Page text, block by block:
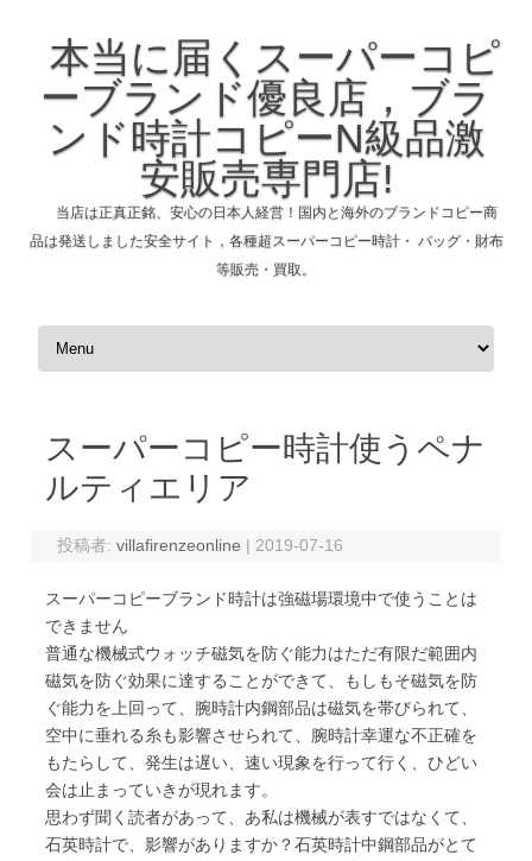
本当に届くスーパーコピ
ーブランド優良店，ブラ
ンド時計コピーN級品激
安販売専門店!
当店は正真正銘、安心の日本人経営！国内と海外のブランドコピー商
品は発送しました安全サイト，各種超スーパーコピー時計・ バッグ・財布
等販売・買取。
コンテンツへスキップ
スーパーコピー時計使うペナ
ルティエリア
投稿者:villafirenzeonline | 2019-07-16
スーパーコピーブランド時計は強磁場環境中で使うことは
できません
普通な機械式ウォッチ磁気を防ぐ能力はただ有限だ範囲内
磁気を防ぐ効果に達することができて、もしもそ磁気を防
ぐ能力を上回って、腕時計内鋼部品は磁気を帯びられて、
空中に垂れる糸も影響させられて、腕時計幸運な不正確を
もたらして、発生は遅い、速い現象を行って行く、ひどい
会は止まっていきが現れます。
思わず聞く読者があって、あ私は機械が表すではなくて、
石英時計で、影響がありますか？石英時計中鋼部品がとて